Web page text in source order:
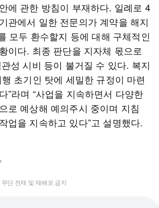
에 관한 방침이 부재하다. 일례로 4
관에서 일한 전문의가 계약을 해지
모두 환수할지 등에 대해 구체적인
이다. 최종 판단을 지자체 몫으로
성 시비 등이 불거질 수 있다. 복지
초기인 탓에 세밀한 규정이 마련
”라며 “사업을 지속하면서 다양한
로 예상해 예의주시 중이며 지침
업을 지속하고 있다”고 설명했다.
단 전재 및 재배포 금지